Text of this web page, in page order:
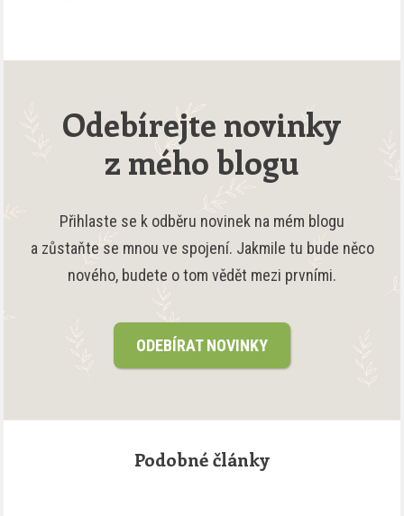
Odebírejte novinky
z mého blogu
Přihlaste se k odběru novinek na mém blogu
a zůstaňte se mnou ve spojení. Jakmile tu bude něco
nového, budete o tom vědět mezi prvními.
ODEBÍRAT NOVINKY
Podobné články